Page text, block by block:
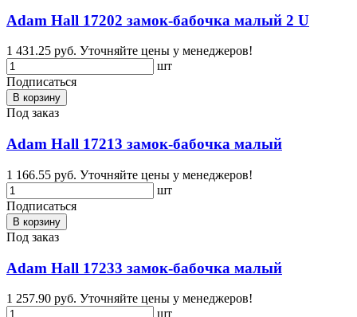
Adam Hall 17202 замок-бабочка малый 2 U
1 431.25 руб. Уточняйте цены у менеджеров!
шт
Подписаться
В корзину
Под заказ
Adam Hall 17213 замок-бабочка малый
1 166.55 руб. Уточняйте цены у менеджеров!
шт
Подписаться
В корзину
Под заказ
Adam Hall 17233 замок-бабочка малый
1 257.90 руб. Уточняйте цены у менеджеров!
шт